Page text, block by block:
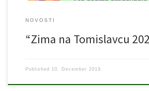
NOVOSTI
“Zima na Tomislavcu
Published 10. December 2019.